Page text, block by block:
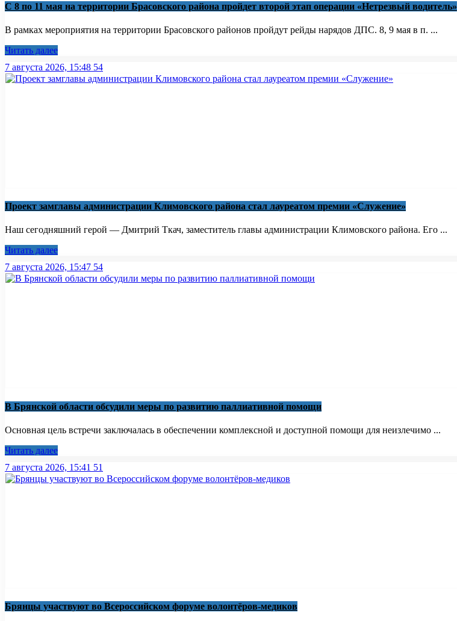
С 8 по 11 мая на территории Брасовского района пройдет второй этап операции «Нетрезвый водитель»
В рамках мероприятия на территории Брасовского районов пройдут рейды нарядов ДПС. 8, 9 мая в п. ...
Читать далее
7 августа 2026, 15:48 54
Проект замглавы администрации Климовского района стал лауреатом премии «Служение»
Наш сегодняшний герой — Дмитрий Ткач, заместитель главы администрации Климовского района. Его ...
Читать далее
7 августа 2026, 15:47 54
В Брянской области обсудили меры по развитию паллиативной помощи
Основная цель встречи заключалась в обеспечении комплексной и доступной помощи для неизлечимо ...
Читать далее
7 августа 2026, 15:41 51
Брянцы участвуют во Всероссийском форуме волонтёров-медиков